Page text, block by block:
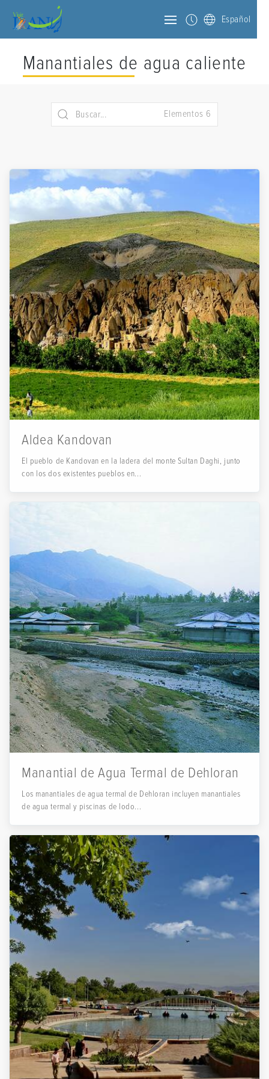
Español
Manantiales de agua caliente
Elementos 6
Aldea Kandovan
El pueblo de Kandovan en la ladera del monte Sultan Daghi, junto
con los dos existentes pueblos en...
Manantial de Agua Termal de Dehloran
Los manantiales de agua termal de Dehloran incluyen manantiales
de agua termal y piscinas de lodo...